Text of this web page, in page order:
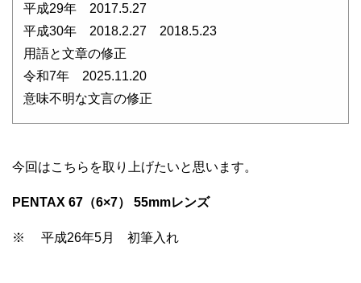
平成29年 2017.5.27
平成30年 2018.2.27 2018.5.23
用語と文章の修正
令和7年 2025.11.20
意味不明な文言の修正
今回はこちらを取り上げたいと思います。
PENTAX 67（6×7） 55mmレンズ
※ 平成26年5月 初筆入れ